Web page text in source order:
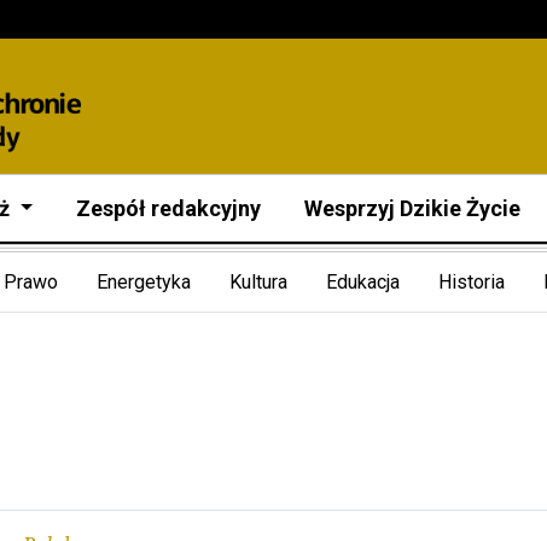
Zespół redakcyjny Wesprzyj Dzikie Życie
Prawo Energetyka Kultura Edukacja Historia